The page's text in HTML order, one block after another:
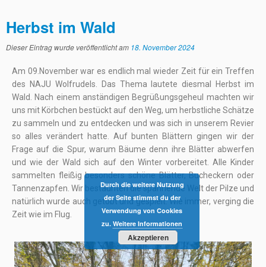
Herbst im Wald
Dieser Eintrag wurde veröffentlicht am 18. November 2024
Am 09.November war es endlich mal wieder Zeit für ein Treffen
des NAJU Wolfrudels. Das Thema lautete diesmal Herbst im
Wald. Nach einem anständigen Begrüßungsgeheul machten wir
uns mit Körbchen bestückt auf den Weg, um herbstliche Schätze
zu sammeln und zu entdecken und was sich in unserem Revier
so alles verändert hatte. Auf bunten Blättern gingen wir der
Frage auf die Spur, warum Bäume denn ihre Blätter abwerfen
und wie der Wald sich auf den Winter vorbereitet. Alle Kinder
sammelten fleißig besonders schöne Blätter, Bucheckern oder
Tannenzapfen. Wir bestaunten die spannende Welt der Pilze und
natürlich wurde auch getobt und gespielt. Wie immer, verging die
Zeit wie im Flug.
Durch die weitere Nutzung
der Seite stimmst du der
Verwendung von Cookies
zu. Weitere Informationen
Akzeptieren